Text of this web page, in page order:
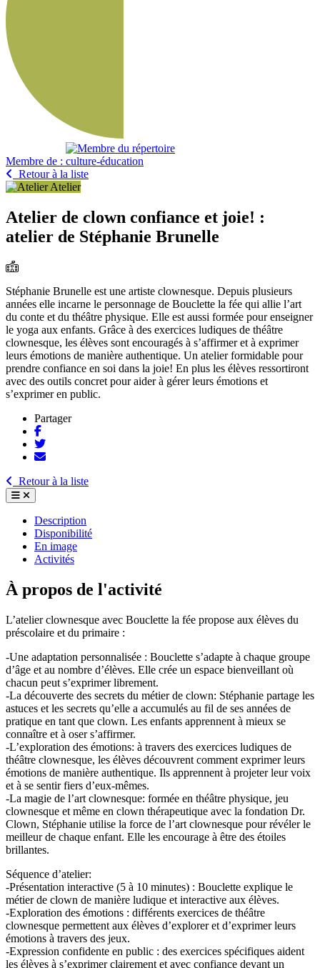
Membre de :
Retour à la liste
Atelier
Atelier de clown confiance et joie! :
atelier de Stéphanie Brunelle
Stéphanie Brunelle est une artiste clownesque. Depuis plusieurs
années elle incarne le personnage de Bouclette la fée qui allie l’art
du conte et du théâtre physique. Elle est aussi formée pour enseigner
le yoga aux enfants. Grâce à des exercices ludiques de théâtre
clownesque, les élèves sont encouragés à s’affirmer et à exprimer
leurs émotions de manière authentique. Un atelier formidable pour
prendre confiance en soi dans la joie! En plus les élèves ressortiront
avec des outils concret pour aider à gérer leurs émotions et
s’exprimer en public.
Partager
Retour à la liste
Description
Disponibilité
En image
Activités
À propos de l'activité
L’atelier clownesque avec Bouclette la fée propose aux élèves du
préscolaire et du primaire :
-Une adaptation personnalisée : Bouclette s’adapte à chaque groupe
d’âge et au nombre d’élèves. Elle crée un espace bienveillant où
chacun peut s’exprimer librement.
-La découverte des secrets du métier de clown: Stéphanie partage les
astuces et les secrets qu’elle a accumulés au fil de ses années de
pratique en tant que clown. Les enfants apprennent à mieux se
connaître et à oser s’affirmer.
-L’exploration des émotions: à travers des exercices ludiques de
théâtre clownesque, les élèves découvrent comment exprimer leurs
émotions de manière authentique. Ils apprennent à projeter leur voix
et à se sentir fiers d’eux-mêmes.
-La magie de l’art clownesque: formée en théâtre physique, jeu
clownesque et même en clown thérapeutique avec la fondation Dr.
Clown, Stéphanie utilise la force de l’art clownesque pour révéler le
meilleur de chaque enfant. Elle les encourage à être des étoiles
brillantes.
Séquence d’atelier:
-Présentation interactive (5 à 10 minutes) : Bouclette explique le
métier de clown de manière ludique et interactive aux élèves.
-Exploration des émotions : différents exercices de théâtre
clownesque permettent aux élèves d’explorer et d’exprimer leurs
émotions à travers des jeux.
-Expression confidente en public : des exercices spécifiques aident
les élèves à s’exprimer clairement et avec confiance devant un